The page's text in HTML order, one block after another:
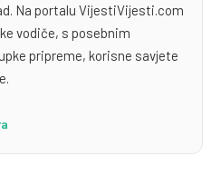
Na portalu VijestiVijesti.com
vodiče, s posebnim
pripreme, korisne savjete